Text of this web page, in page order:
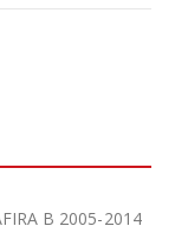
B 2005-2014